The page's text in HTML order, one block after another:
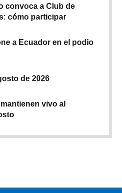
convoca a Club de
cómo participar
a Ecuador en el podio
de 2026
vivo al